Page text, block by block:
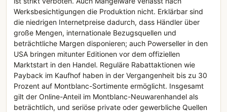
Werksbesichtigungen die Produktion nicht. Erklärbar sind
die niedrigen Internetpreise dadurch, dass Händler über
große Mengen, internationale Bezugsquellen und
beträchtliche Margen disponieren; auch Powerseller in den
USA bringen mitunter Editionen vor dem offiziellen
Marktstart in den Handel. Reguläre Rabattaktionen wie
Payback im Kaufhof haben in der Vergangenheit bis zu 30
Prozent auf Montblanc-Sortimente ermöglicht. Insgesamt
gilt der Online-Anteil im Montblanc-Neuwarenhandel als
beträchtlich, und seriöse private oder gewerbliche Quellen